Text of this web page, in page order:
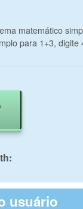
matemático
para 1+3, digite
usuário